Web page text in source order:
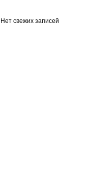
Нет свежих записей